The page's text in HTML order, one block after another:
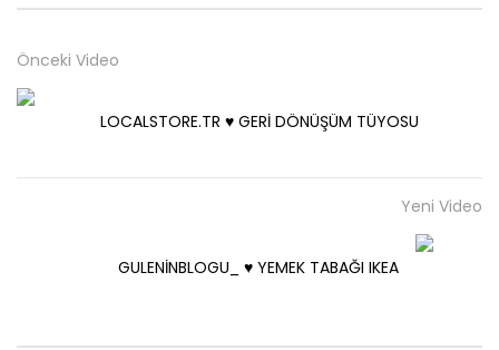
Önceki Video
LOCALSTORE.TR ♥️ GERİ DÖNÜŞÜM TÜYOSU
Yeni Video
GULENİNBLOGU_ ♥️ YEMEK TABAĞI IKEA